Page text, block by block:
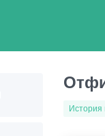
История